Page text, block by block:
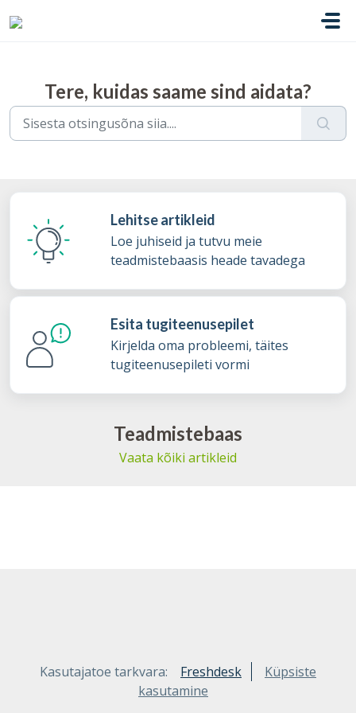
Tere, kuidas saame sind aidata?
Lehitse artikleid
Loe juhiseid ja tutvu meie
teadmistebaasis heade tavadega
Esita tugiteenusepilet
Kirjelda oma probleemi, täites
tugiteenusepileti vormi
Teadmistebaas
Vaata kõiki artikleid
Kasutajatoe tarkvara: Freshdesk
Küpsiste
kasutamine